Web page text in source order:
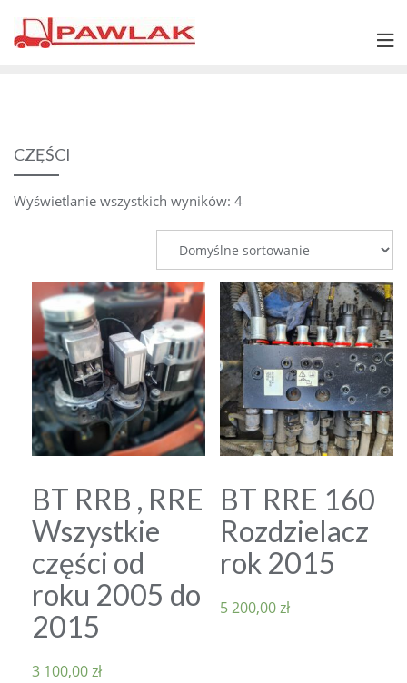
CZĘŚCI
Wyświetlanie wszystkich wyników: 4
BT RRB , RRE
Wszystkie
części od
roku 2005 do
2015
3 100,00zł
BT RRE 160
Rozdzielacz
rok 2015
5 200,00zł